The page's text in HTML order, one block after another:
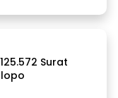
Surat